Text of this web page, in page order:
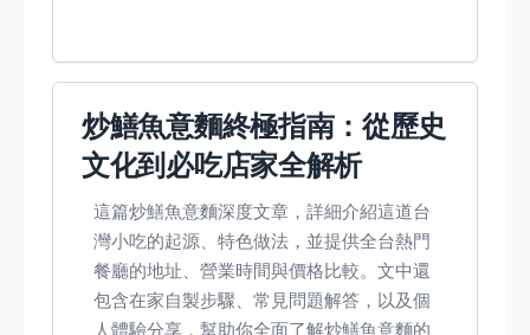
炒鱔魚意麵終極指南：從歷史
文化到必吃店家全解析
這篇炒鱔魚意麵深度文章，詳細介紹這道台
灣小吃的起源、特色做法，並提供全台熱門
餐廳的地址、營業時間與價格比較。文中還
包含在家自製步驟、常見問題解答，以及個
人體驗分享，幫助你全面了解炒鱔魚意麵的